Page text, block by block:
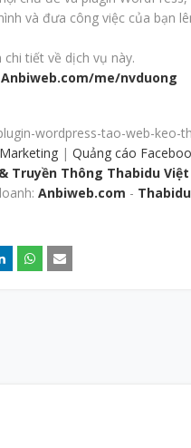
và đưa công việc của bạn
tiết về dịch vụ này.
Anbiweb.com/me/nvduong
wordpress-tao-web-keo-
| Quảng cáo
Truyền Thông Thabidu
Anbiweb.com -